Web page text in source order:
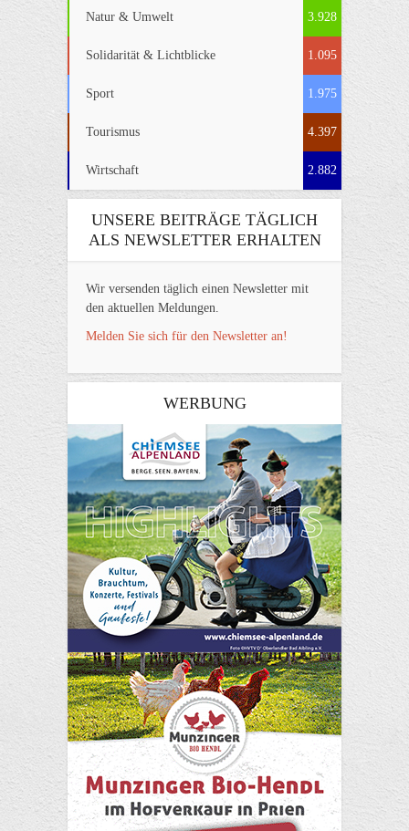
Natur & Umwelt 3.928
Solidarität & Lichtblicke 1.095
Sport 1.975
Tourismus 4.397
Wirtschaft 2.882
UNSERE BEITRÄGE TÄGLICH
ALS NEWSLETTER ERHALTEN
Wir versenden täglich einen Newsletter mit
den aktuellen Meldungen.
Melden Sie sich für den Newsletter an!
WERBUNG